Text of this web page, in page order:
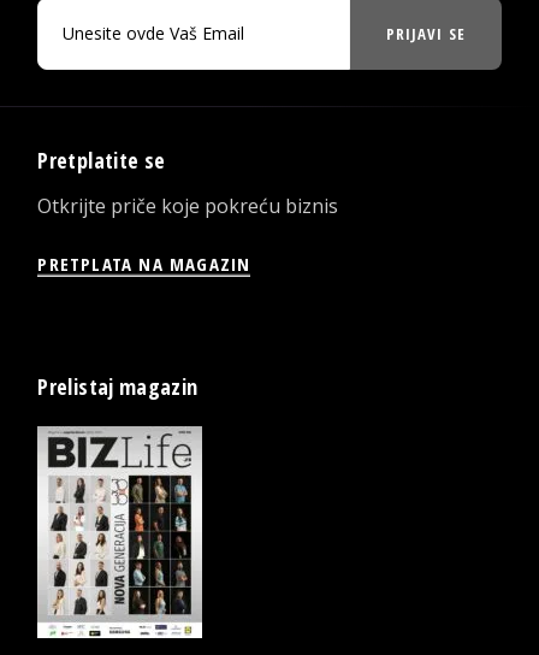
PRIJAVI SE
Pretplatite se
Otkrijte priče koje pokreću biznis
PRETPLATA NA MAGAZIN
Prelistaj magazin